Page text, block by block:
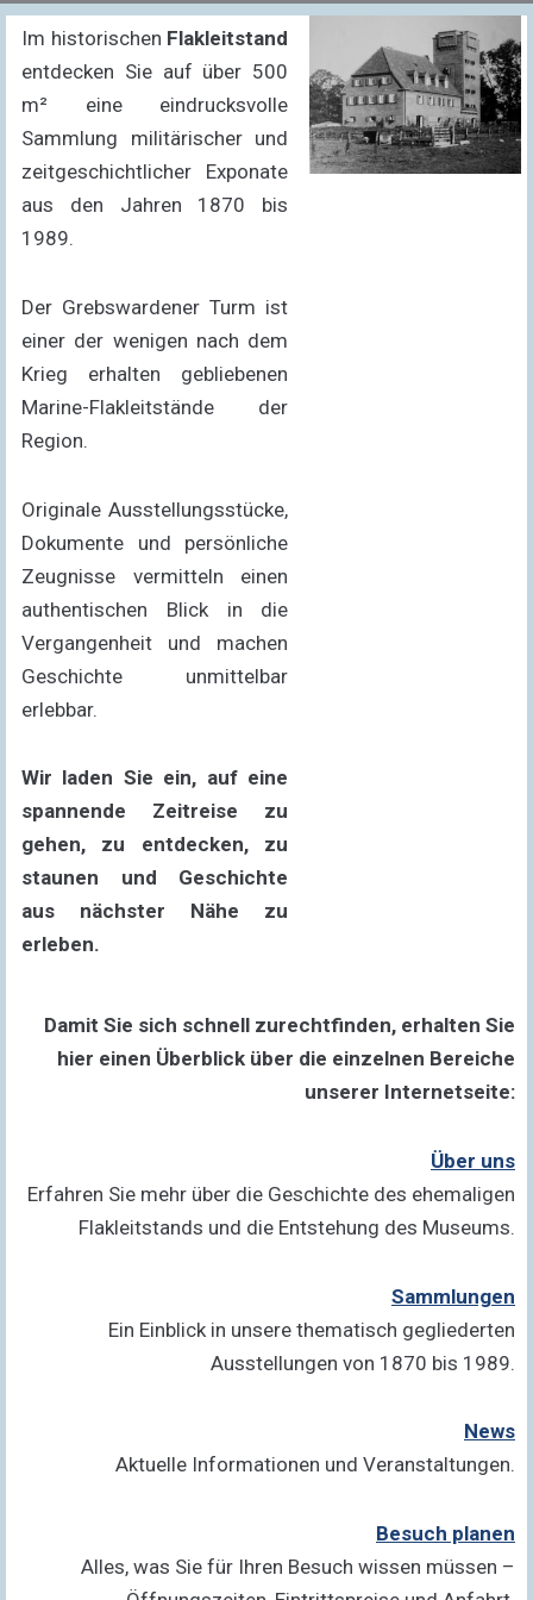
Im historischen Flakleitstand
entdecken Sie auf über 500
m² eine eindrucksvolle
Sammlung militärischer und
zeitgeschichtlicher Exponate
aus den Jahren 1870 bis
1989.
Der Grebswardener Turm ist
einer der wenigen nach dem
Krieg erhalten gebliebenen
Marine-Flakleitstände der
Region.
Originale Ausstellungsstücke,
Dokumente und persönliche
Zeugnisse vermitteln einen
authentischen Blick in die
Vergangenheit und machen
Geschichte unmittelbar
erlebbar.
Wir laden Sie ein, auf eine
spannende Zeitreise zu
gehen, zu entdecken, zu
staunen und Geschichte
aus nächster Nähe zu
erleben.
Damit Sie sich schnell zurechtfinden, erhalten Sie
hier einen Überblick über die einzelnen Bereiche
unserer Internetseite:
Über uns
Erfahren Sie mehr über die Geschichte des ehemaligen
Flakleitstands und die Entstehung des Museums.
Sammlungen
Ein Einblick in unsere thematisch gegliederten
Ausstellungen von 1870 bis 1989.
News
Aktuelle Informationen und Veranstaltungen.
Besuch planen
Alles, was Sie für Ihren Besuch wissen müssen –